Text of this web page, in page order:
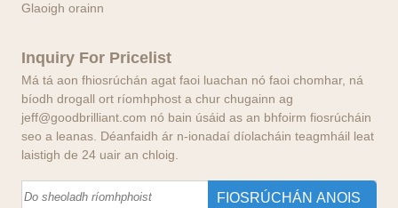
Glaoigh orainn
Inquiry For Pricelist
Má tá aon fhiosrúchán agat faoi luachan nó faoi chomhar, ná
bíodh drogall ort ríomhphost a chur chugainn ag
jeff@goodbrilliant.com nó bain úsáid as an bhfoirm fiosrúcháin
seo a leanas. Déanfaidh ár n-ionadaí díolacháin teagmháil leat
laistigh de 24 uair an chloig.